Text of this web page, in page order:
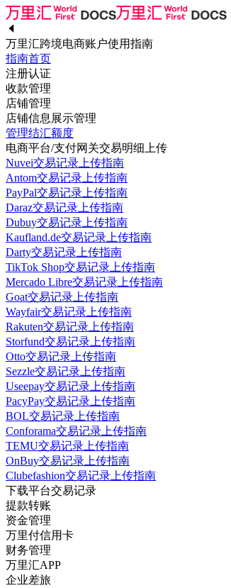
万里汇跨境电商账户使用指南
指南首页
注册认证
收款管理
店铺管理
店铺信息展示管理
管理结汇额度
电商平台/支付网关交易明细上传
Nuvei交易记录上传指南
Antom交易记录上传指南
PayPal交易记录上传指南
Daraz交易记录上传指南
Dubuy交易记录上传指南
Kaufland.de交易记录上传指南
Darty交易记录上传指南
TikTok Shop交易记录上传指南
Mercado Libre交易记录上传指南
Goat交易记录上传指南
Wayfair交易记录上传指南
Rakuten交易记录上传指南
Storfund交易记录上传指南
Otto交易记录上传指南
Sezzle交易记录上传指南
Useepay交易记录上传指南
PacyPay交易记录上传指南
BOL交易记录上传指南
Conforama交易记录上传指南
TEMU交易记录上传指南
OnBuy交易记录上传指南
Clubefashion交易记录上传指南
下载平台交易记录
提款转账
资金管理
万里付信用卡
财务管理
万里汇APP
企业差旅